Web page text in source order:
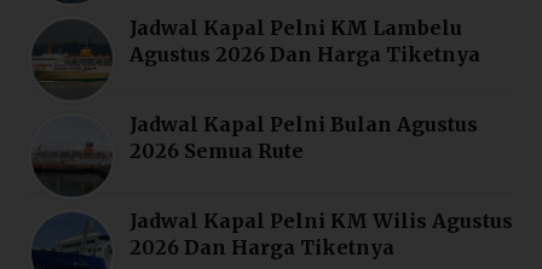
Jadwal Kapal Pelni KM Lambelu
Agustus 2026 Dan Harga Tiketnya
Jadwal Kapal Pelni Bulan Agustus
2026 Semua Rute
Jadwal Kapal Pelni KM Wilis Agustus
2026 Dan Harga Tiketnya